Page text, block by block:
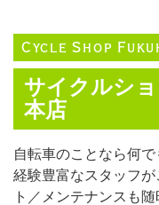
Cycle Shop
サイクルシ
本店
自転車のことなら何
経験豊富なスタッフ
ト／メンテナンスも